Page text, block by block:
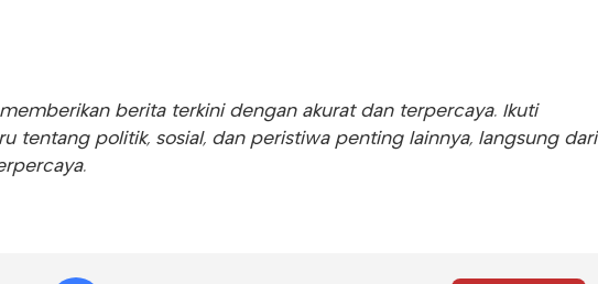
berita terkini dengan akurat dan terpercaya. Ikuti
tentang politik, sosial, dan peristiwa penting lainnya, langsung dari